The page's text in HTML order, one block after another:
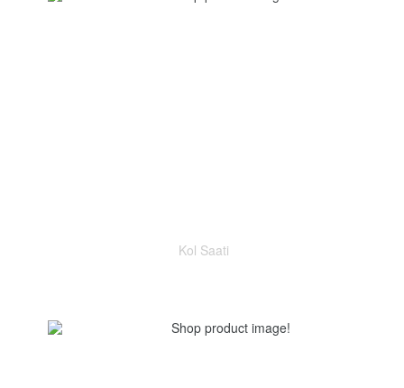
Kol Saati